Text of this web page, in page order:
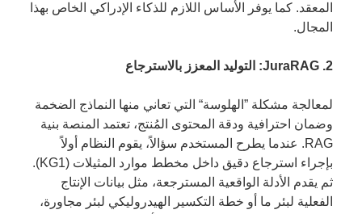
المعقد. كما يوفر الأساس اللازم للذكاء الإدراكي الخاص بهذا
المجال.
2. JuraRAG: التوليد المعزز بالاسترجاع
لمعالجة مشكلة ”الهلوسة“ التي تعاني منها النماذج الضخمة
وضمان احترافية ودقة المحتوى المُنتج، تعتمد المنصة بنية
RAG. عندما يطرح المستخدم سؤالاً، يقوم النظام أولاً
بإجراء استرجاع دقيق داخل مخطط موارد المثيلات (KG1).
ثم يقدم الأدلة الواقعية المسترجعة، مثل بيانات الإنتاج
الفعلية لبئر ما أو خطة التكسير الهيدروليكي لبئر مجاورة،